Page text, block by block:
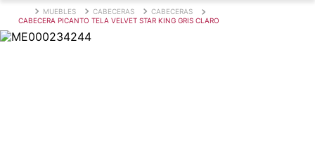
MUEBLES CABECERAS
CABECERAS
CABECERA PICANTO TELA VELVET STAR KING GRIS CLARO
Términos más buscados
papel tapiz